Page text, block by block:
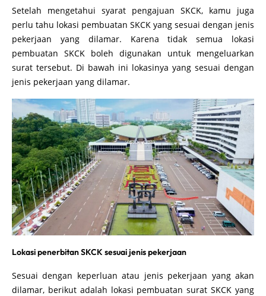
Setelah mengetahui syarat pengajuan SKCK, kamu juga
perlu tahu lokasi pembuatan SKCK yang sesuai dengan jenis
pekerjaan yang dilamar. Karena tidak semua lokasi
pembuatan SKCK boleh digunakan untuk mengeluarkan
surat tersebut. Di bawah ini lokasinya yang sesuai dengan
jenis pekerjaan yang dilamar.
Lokasi penerbitan SKCK sesuai jenis pekerjaan
Sesuai dengan keperluan atau jenis pekerjaan yang akan
dilamar, berikut adalah lokasi pembuatan surat SKCK yang